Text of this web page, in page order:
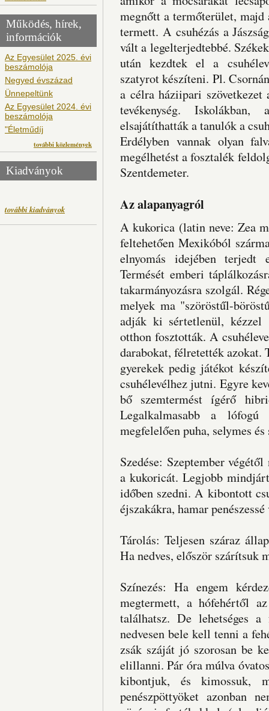
Működés, hírek,
információk
Az Egyesület 2025. évi
beszámolója
Negyed évszázad
Ünnepeltünk
Az Egyesület 2024. évi
beszámolója
"Életműdíj
további közlemények
Kiadványok
további kiadványok
megnőtt a termőterület,
termett. A csuhézás a
vált a legelterjedtebbé.
után kezdtek el a
szatyrot készíteni. Pl.
a célra háziipari
tevékenység.
elsajátíthatták a tanulók a
Erdélyben vannak olyan
megélhetést a fosztalék
Szentdemeter.
Az alapanyagról
A kukorica (latin neve: Zea
feltehetően Mexikóból
elnyomás idejében
Termését emberi
takarmányozásra szolgál.
melyek ma "szöröstűl-
adják ki sértetlenül, kézzel
otthon fosztották. A
darabokat, félretették azokat.
gyerekek pedig játékot
csuhélevélhez jutni. Egyre
bő szemtermést ígérő
Legalkalmasabb a
megfelelően puha, selymes és
Szedése: Szeptember
a kukoricát. Legjobb
időben szedni. A kibontott
éjszakákra, hamar
Tárolás: Teljesen száraz
Ha nedves, először szárítsuk
Színezés: Ha engem
megtermett, a hófehértől
találhatsz. De lehetséges
nedvesen bele kell tenni a
zsák száját jó szorosan be
elillanni. Pár óra múlva
kibontjuk, és kimossuk,
penészpöttyöket azonban